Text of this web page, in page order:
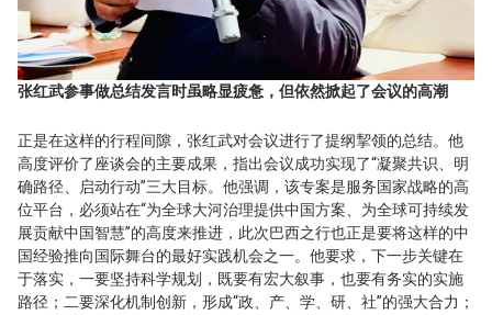
张红武参事做总结发言时虽略显疲惫，但依然掀起了会议的高潮
正是在这样的行程间隙，张红武对会议进行了提纲挈领的总结。他
高度评价了座谈会的主要成果，指出会议成功实现了“凝聚共识、明
确路径、启动行动”三大目标。他强调，该专案是服务国家战略的高
位平台，必须站在“为全球大河治理提供中国方案、为全球可持续发
展贡献中国智慧”的高度来推进，此次巴西之行也正是要将这样的中
国经验推向国际舞台的最好实践机会之一。他要求，下一步关键在
于落实，一要坚持科学规划，既要有宏大叙事，也要有务实的实施
路径；二要深化机制创新，形成“政、产、学、研、社”的强大合力；